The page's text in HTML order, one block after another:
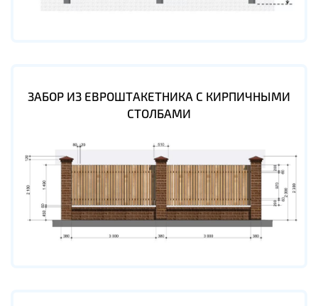
ЗАБОР ИЗ ЕВРОШТАКЕТНИКА С КИРПИЧНЫМИ
СТОЛБАМИ